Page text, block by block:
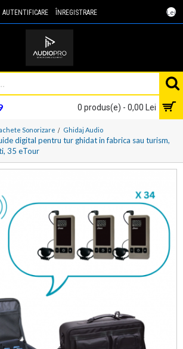
Lei
AUTENTIFICARE ÎNREGISTRARE
0 produs(e) - 0,00 Lei
Sonorizare Ghidaj Audio
digital pentru tur ghidat in fabrica sau turism,
35 eTour